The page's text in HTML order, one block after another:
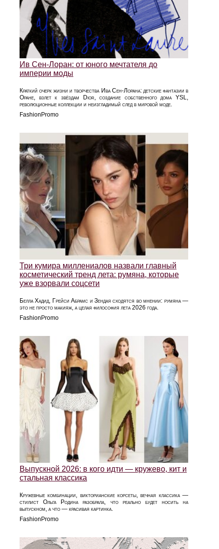
Ив Сен-Лоран: от юного мечтателя до
империи моды
Краткий очерк жизни и творчества Ива Сен-Лорана: детские фантазии в
Оране, взлет к звёздам Dior, создание собственного дома YSL,
революционные коллекции и неизгладимый след в мировой моде.
FashionPromo
Три кумира миллениалов назвали главный
косметический тренд лета: румяна, которые
уже взорвали соцсети
Белла Хадид, Грейси Абрамс и Зендая сходятся во мнении: румяна —
это не просто макияж, а целая философия лета 2026 года.
FashionPromo
Выпускной 2026: в кого идти — кружево, кит и
стальная классика
Кружевные комбинации, викторианские корсеты, вечная классика —
стилист Ольга Родина разобрала, что реально будет носить на
выпускном, а что — красивая картинка.
FashionPromo